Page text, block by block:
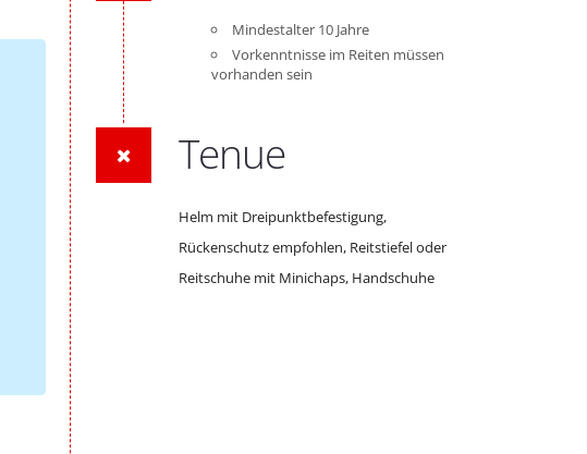
Mindestalter 10 Jahre
Vorkenntnisse im Reiten müssen
vorhanden sein
Tenue
Helm mit Dreipunktbefestigung,
Rückenschutz empfohlen, Reitstiefel oder
Reitschuhe mit Minichaps, Handschuhe